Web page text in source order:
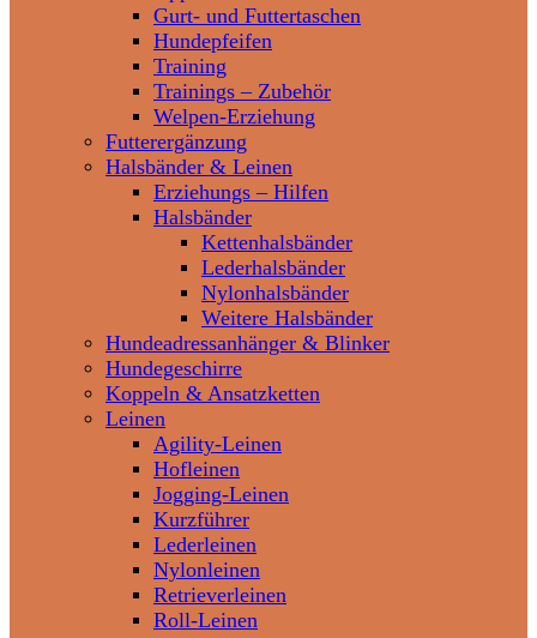
Gurt- und Futtertaschen
Hundepfeifen
Training
Trainings – Zubehör
Welpen-Erziehung
Futterergänzung
Halsbänder & Leinen
Erziehungs – Hilfen
Halsbänder
Kettenhalsbänder
Lederhalsbänder
Nylonhalsbänder
Weitere Halsbänder
Hundeadressanhänger & Blinker
Hundegeschirre
Koppeln & Ansatzketten
Leinen
Agility-Leinen
Hofleinen
Jogging-Leinen
Kurzführer
Lederleinen
Nylonleinen
Retrieverleinen
Roll-Leinen